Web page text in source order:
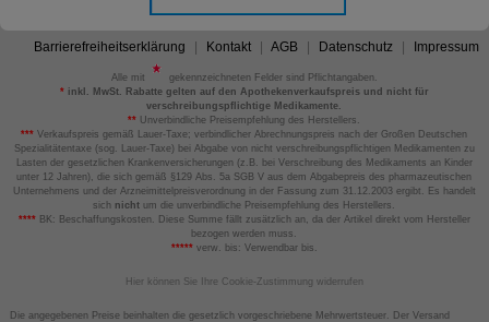
Barrierefreiheitserklärung Kontakt AGB Datenschutz Impressum
Alle mit
gekennzeichneten Felder sind Pflichtangaben.
*inkl. MwSt. Rabatte gelten auf den Apothekenverkaufspreis und nicht für
verschreibungspflichtige Medikamente.
** Unverbindliche Preisempfehlung des Herstellers.
*** Verkaufspreis gemäß Lauer-Taxe; verbindlicher Abrechnungspreis nach der Großen Deutschen
Spezialitätentaxe (sog. Lauer-Taxe) bei Abgabe von nicht verschreibungspflichtigen Medikamenten zu
Lasten der gesetzlichen Krankenversicherungen (z.B. bei Verschreibung des Medikaments an Kinder
unter 12 Jahren), die sich gemäß §129 Abs. 5a SGB V aus dem Abgabepreis des pharmazeutischen
Unternehmens und der Arzneimittelpreisverordnung in der Fassung zum 31.12.2003 ergibt. Es handelt
sich nicht um die unverbindliche Preisempfehlung des Herstellers.
****BK: Beschaffungskosten. Diese Summe fällt zusätzlich an, da der Artikel direkt vom Hersteller
bezogen werden muss.
*****verw. bis: Verwendbar bis.
Hier können Sie Ihre Cookie-Zustimmung widerrufen
Die angegebenen Preise beinhalten die gesetzlich vorgeschriebene Mehrwertsteuer. Der Versand